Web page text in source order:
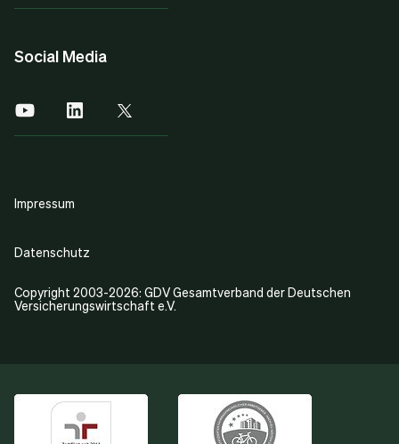
Social Media
Copyright 2003-2026: GDV Gesamtverband der Deutschen
Versicherungswirtschaft e.V.
Impressum
Datenschutz